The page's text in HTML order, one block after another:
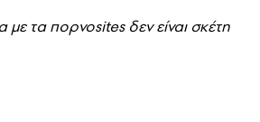
με τα πορνοsites δεν είναι σκέτη